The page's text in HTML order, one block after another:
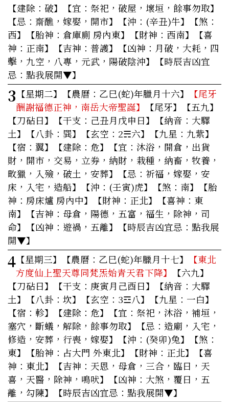
【建除：破】
【宜：祭祀，破屋，壞垣，餘事勿取】
【忌：齋醮，嫁娶，開市】【沖：(辛丑)牛】【煞：
西】【胎神：倉庫廁 房內東】【財神：西南】【喜
神：正南】【吉神：普護】【凶神：月破，大耗，四
擊，九空，八專，元武，陽破陰沖】
【時辰吉凶宜
忌：點我展開▼】
3 【星期二】 【農曆：乙巳(蛇)年臘月十六】
【尾牙
酬謝福德正神，南岳大帝聖誕】
【尾牙】【五九】
【刀砧日】【干支：己丑月戊申日】【納音：大驛
土】【八卦：巽】【玄空：2☴六】【九星：九紫】
【宿：翼】【建除：危】
【宜：沐浴，開倉，出貨
財，開市，交易，立券，納財，栽種，納畜，牧養，
畋獵，入殮，破土，安葬】
【忌：祈福，嫁娶，安
床，入宅，造船】【沖：(壬寅)虎】【煞：南】【胎
神：房床爐 房內中】【財神：正北】【喜神：東
南】【吉神：母倉，陽德，五富，福生，除神，司
命】【凶神：遊禍，五離】
【時辰吉凶宜忌：點我展
開▼】
4 【星期三】 【農曆：乙巳(蛇)年臘月十七】
【東北
方度仙上聖天尊同梵炁始青天君下降】
【六九】
【刀砧日】【干支：庚寅月己酉日】【納音：大驛
土】【八卦：坎】【玄空：3☲八】【九星：一白】
【宿：軫】【建除：危】
【宜：祭祀，沐浴，補垣，
塞穴，斷蟻，解除，餘事勿取】
【忌：造廟，入宅，
修造，安葬，行喪，嫁娶】【沖：(癸卯)兔】【煞：
東】【胎神：占大門 外東北】【財神：正北】【喜
神：東北】【吉神：天恩，母倉，三合，臨日，天
喜，天醫，除神，鳴吠】【凶神：大煞，覆日，五
離，勾陳】
【時辰吉凶宜忌：點我展開▼】